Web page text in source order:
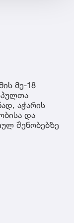
მე-18
აჭარის
და
შენობებზე